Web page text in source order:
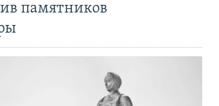
памятников